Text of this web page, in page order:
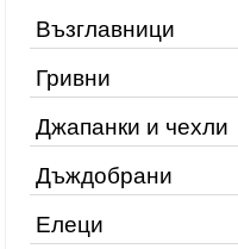
Възглавници
Гривни
Джапанки и чехли
Дъждобрани
Елеци